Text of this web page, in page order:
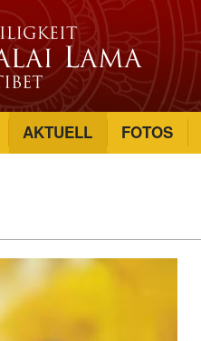
AKTUELL FOTOS